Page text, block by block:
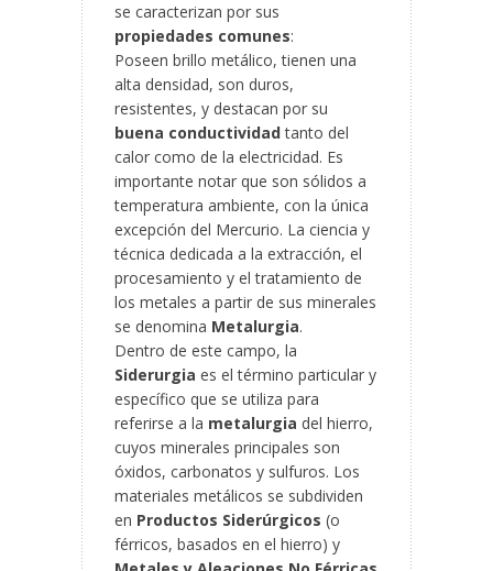
se caracterizan por sus
propiedades comunes:
Poseen brillo metálico, tienen una
alta densidad, son duros,
resistentes, y destacan por su
buena conductividadtanto del
calor como de la electricidad. Es
importante notar que son sólidos a
temperatura ambiente, con la única
excepción del Mercurio. La ciencia y
técnica dedicada a la extracción, el
procesamiento y el tratamiento de
los metales a partir de sus minerales
se denomina Metalurgia.
Dentro de este campo, la
Siderurgia es el término particular y
específico que se utiliza para
referirse a la metalurgia del hierro,
cuyos minerales principales son
óxidos, carbonatos y sulfuros. Los
materiales metálicos se subdividen
en Productos Siderúrgicos (o
férricos, basados en el hierro) y